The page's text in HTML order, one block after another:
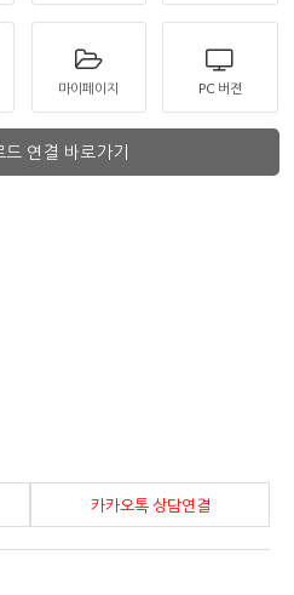
마이페이지 PC 버젼
연결 바로가기
카카오톡 상담연결